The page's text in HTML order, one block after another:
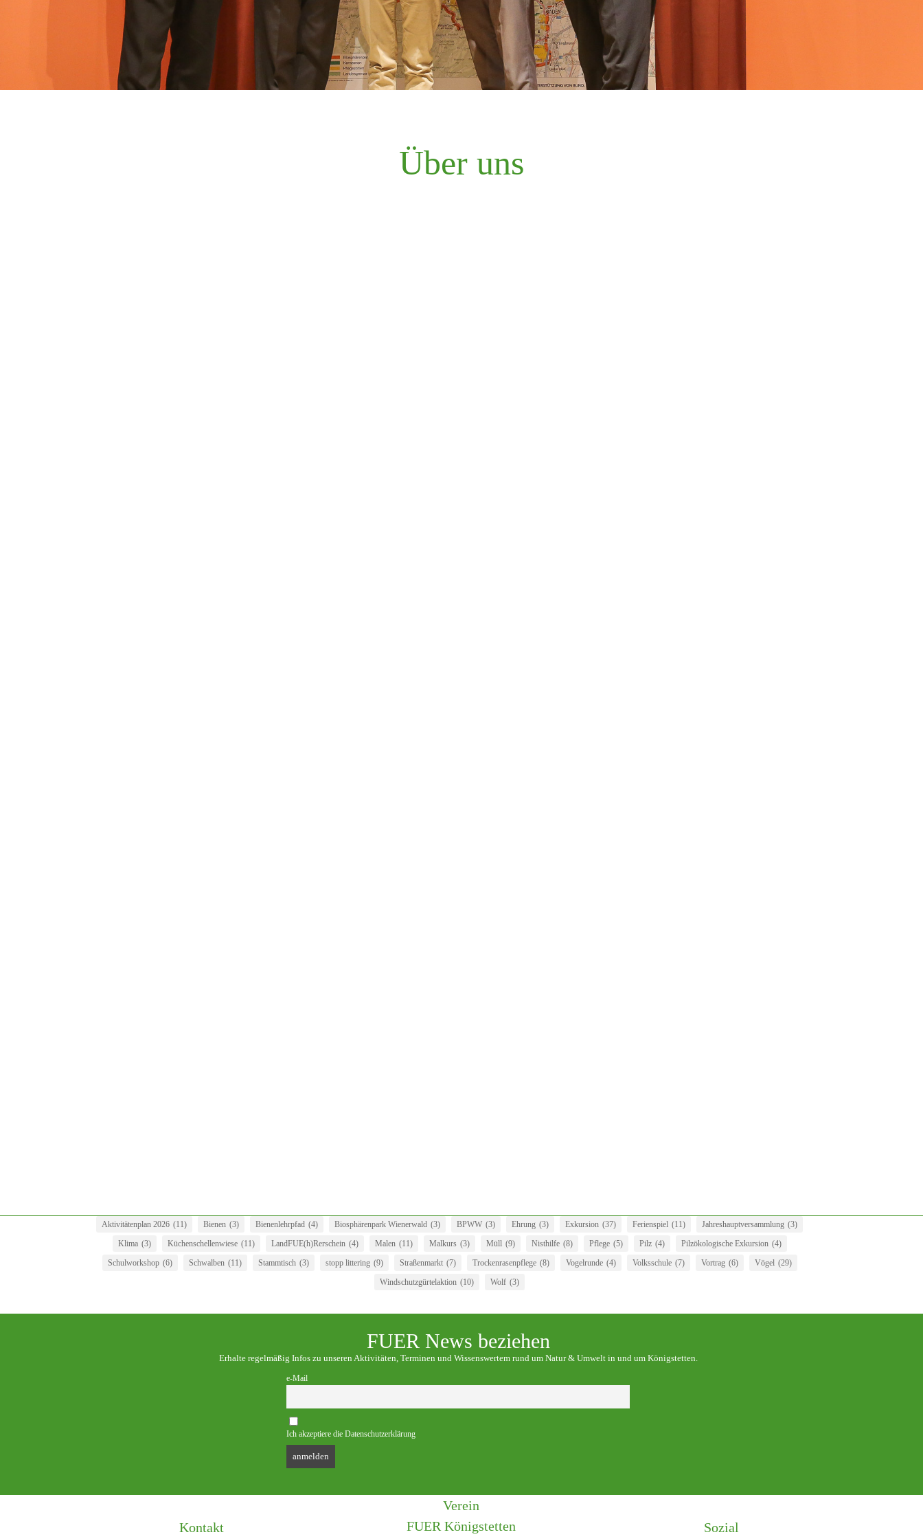
Über uns
Aktivitätenplan 2026 (11) Bienen (3) Bienenlehrpfad (4) Biosphärenpark Wienerwald (3) BPWW (3) Ehrung (3) Exkursion (37) Ferienspiel (11) Jahreshauptversammlung (3)
Klima (3) Küchenschellenwiese (11) LandFUE(h)Rerschein (4) Malen (11) Malkurs (3) Müll (9) Nisthilfe (8) Pflege (5) Pilz (4) Pilzökologische Exkursion (4)
Schulworkshop (6) Schwalben (11) Stammtisch (3) stopp littering (9) Straßenmarkt (7) Trockenrasenpflege (8) Vogelrunde (4) Volksschule (7) Vortrag (6) Vögel (29)
Windschutzgürtelaktion (10) Wolf (3)
FUER News beziehen
Erhalte regelmäßig Infos zu unseren Aktivitäten, Terminen und Wissenswertem rund um Natur & Umwelt in und um Königstetten.
e-Mail
Ich akzeptiere die Datenschutzerklärung
Kontakt
Verein
FUER Königstetten
Sozial